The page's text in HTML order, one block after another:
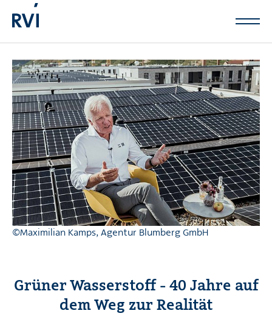
©Maximilian Kamps, Agentur Blumberg GmbH
Grüner Wasserstoff - 40 Jahre auf
dem Weg zur Realität